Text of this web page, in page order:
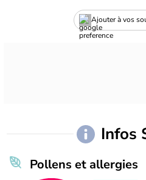
Ajouter à vos
Infos
Pollens et allergies